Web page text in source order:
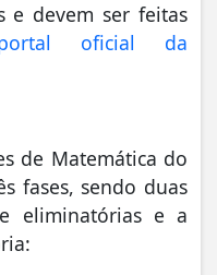
e devem ser feitas
oficial da
de Matemática do
fases, sendo duas
eliminatórias e a